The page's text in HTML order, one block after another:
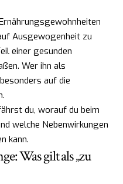
Ausgewogenheit zu
einer gesunden
Wer ihn als
auf die
du, worauf du beim
welche Nebenwirkungen
kann.
Was gilt als „zu